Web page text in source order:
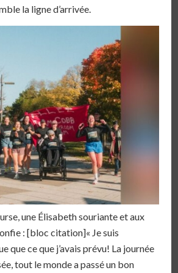
la ligne d’arrivée.
une Élisabeth souriante et aux
: [bloc citation]« Je suis
que ce que j’avais prévu! La journée
tout le monde a passé un bon